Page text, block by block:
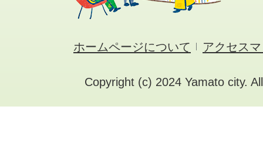
ホームページについて アクセス
Copyright (c) 2024 Yamato city.